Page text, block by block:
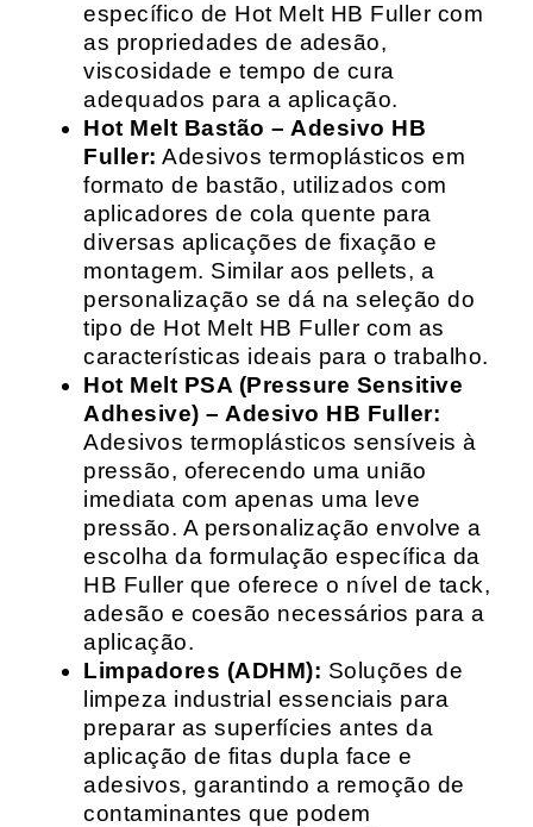
específico de Hot Melt HB Fuller com
as propriedades de adesão,
viscosidade e tempo de cura
adequados para a aplicação.
Hot Melt Bastão – Adesivo HB
Fuller: Adesivos termoplásticos em
formato de bastão, utilizados com
aplicadores de cola quente para
diversas aplicações de fixação e
montagem. Similar aos pellets, a
personalização se dá na seleção do
tipo de Hot Melt HB Fuller com as
características ideais para o trabalho.
Hot Melt PSA (Pressure Sensitive
Adhesive) – Adesivo HB Fuller:
Adesivos termoplásticos sensíveis à
pressão, oferecendo uma união
imediata com apenas uma leve
pressão. A personalização envolve a
escolha da formulação específica da
HB Fuller que oferece o nível de tack,
adesão e coesão necessários para a
aplicação.
Limpadores (ADHM): Soluções de
limpeza industrial essenciais para
preparar as superfícies antes da
aplicação de fitas dupla face e
adesivos, garantindo a remoção de
contaminantes que podem